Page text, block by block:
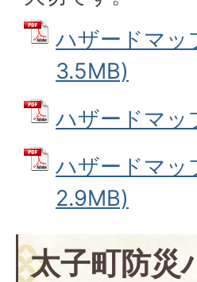
ハザードマッ
3.5MB)
ハザードマッ
ハザードマッ
2.9MB)
太子町防災